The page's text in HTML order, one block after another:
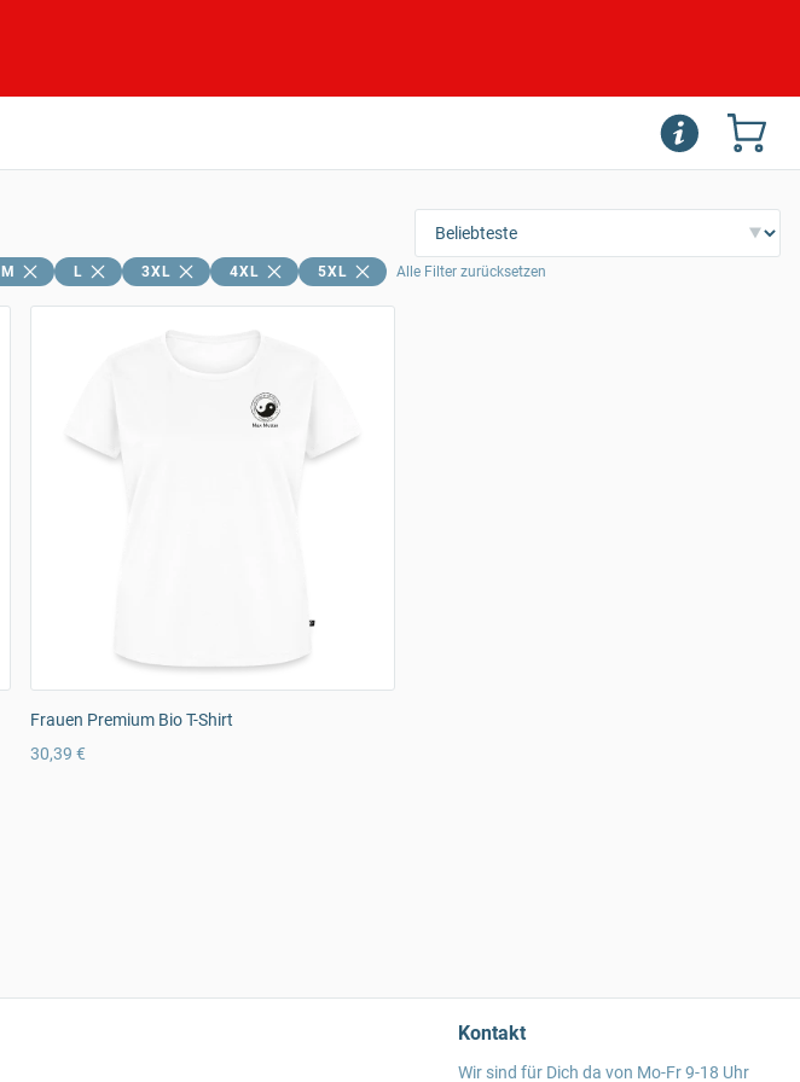
M L 3XL 4XL 5XL Alle Filter zurücksetzen
Frauen Premium Bio T-Shirt
30,39 €
Kontakt
Wir sind für Dich da von Mo-Fr 9-18 Uhr